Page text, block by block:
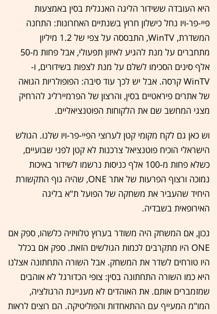
היא העובדה ששידור הליגה האנגלית בסין באמצעות
פיי-פר-ויו נחל כישלון חרוץ בשנתיים האחרונות: התחנה
המשדרת, WinTV, התבססה על צפי של 1.2 מיליון
מתחברים על מנת להגיע לאיזון תפעולי, אבל פחות מ-50
אלף סינים הסכימו לשלם על מנת לצפות בשידורים, ו-
WinTV קרסה. אבל יש לכך עוד סיבה: הפופולריות הגואה
של אתרים פיראטיים בסין, והרצון של הפרמיירליג להרחיק
מצגי המחשב שם את הלקוחות הפוטנציאליים.
וש כאן גם לקח מקומי קטן לערוצי הפיי-פר-ויו שלנו. הגולש
הישראלי הוכיח פוטנציאל צרכנות לא קטן לפני שבועיים,
כשלא פחות מ-100 אלף כניסות נרשמו לשידור באיכות
נמוכה ורצוף הפרעות של אתר ONE, שהיה גוף התקשורת
היחיד שהעביר את משחקה של הפועל ת"א בליגה
האירופאית בשבדיה.
נכון, אם המשחק היה משודר בערוץ טלוויזיה כלשהו, ספק אם
ONE היו מתקרבים לכמות הגולשים הזאת. ספק אם בכלל
היו טורחים לשדר את המשחק. אבל השורה התחתונה אצלנו
היא כמו השורה התחתונה בסין: צופי הכדורגל לא אוהבים
שמזמברים אותם. את האוהדים לא מעניינת הרגולציה,
המו"מ המעייף עם ההתאחדות והפוליטיקה. הם רוצים לראות